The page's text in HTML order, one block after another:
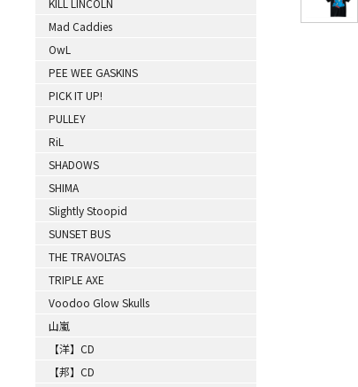
KILL LINCOLN
Mad Caddies
OwL
PEE WEE GASKINS
PICK IT UP!
PULLEY
RiL
SHADOWS
SHIMA
Slightly Stoopid
SUNSET BUS
THE TRAVOLTAS
TRIPLE AXE
Voodoo Glow Skulls
山嵐
【洋】CD
【邦】CD